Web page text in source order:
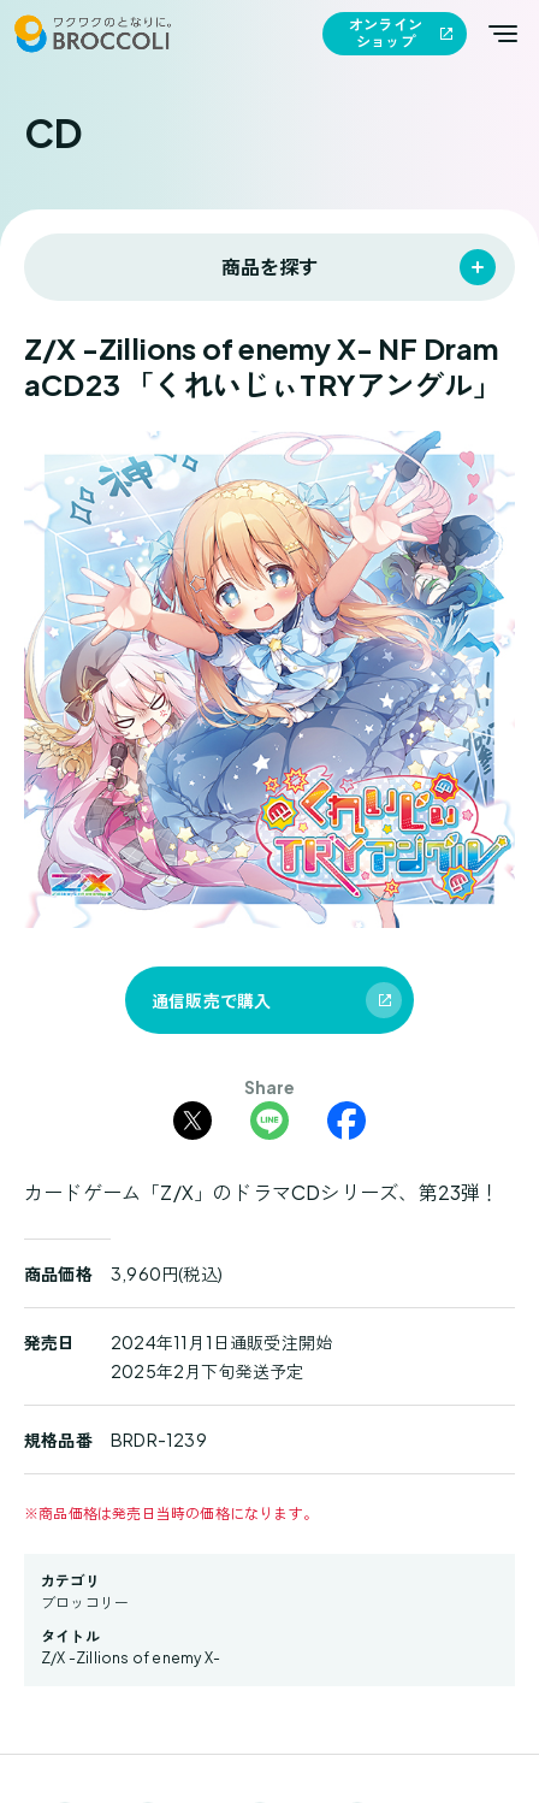
オンライン
ショップ
CD
商品を探す
Z/X -Zillions of enemy X- NF Dram
aCD23 「くれいじぃTRYアングル」
通信販売で購入
Share
カードゲーム「Z/X」のドラマCDシリーズ、第23弾！
品
詳
細
商品価格 3,960円(税込)
発売日
2024年11月1日通販受注開始
2025年2月下旬発送予定
規格品番 BRDR-1239
※商品価格は発売日当時の価格になります。
カテゴリ
ブロッコリー
タイトル
Z/X -Zillions of enemy X-